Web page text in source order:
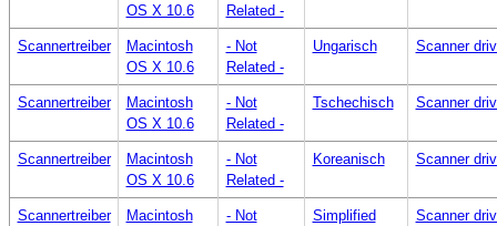
OS X 10.6
Related -
Scannertreiber
Macintosh
OS X 10.6
- Not
Related -
Ungarisch Scanner
Scannertreiber
Macintosh
OS X 10.6
- Not
Related -
Tschechisch Scanner
Scannertreiber
Macintosh
OS X 10.6
- Not
Related -
Koreanisch Scanner
Scannertreiber
Macintosh
- Not
Simplified
Scanner